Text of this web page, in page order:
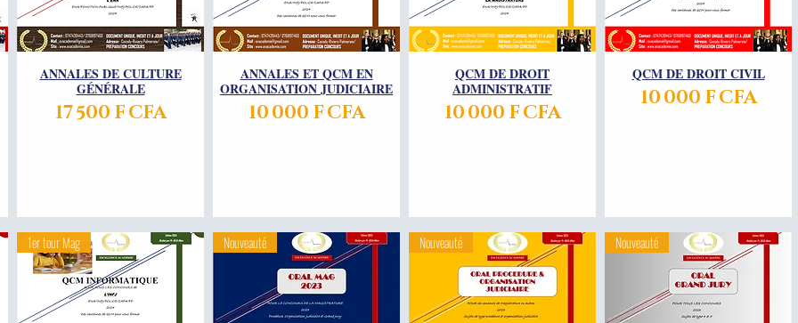
Aperçu rapide
ANNALES DE CULTURE
GÉNÉRALE
Prix
17 500 F CFA
Aperçu rapide
ANNALES ET QCM EN
ORGANISATION JUDICIAIRE
Prix
10 000 F CFA
Aperçu rapide
QCM DE DROIT
ADMINISTRATIF
Prix
10 000 F CFA
Aperçu rapide
QCM DE DROIT CIVIL
Prix
10 000 F CFA
1er tour Mag Nouveauté Nouveauté Nouveauté